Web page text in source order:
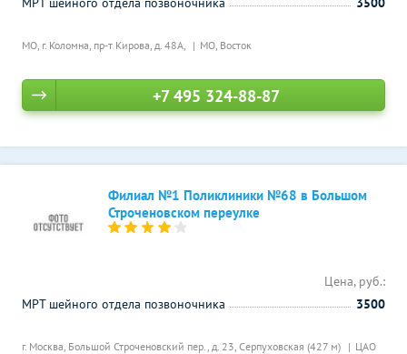
МО, г. Коломна, пр-т Кирова, д. 48А, МО, Восток
+7 495 324-88-87
Филиал №1 Поликлиники №68 в Большом
Строченовском переулке
г. Москва, Большой Строченовский пер., д. 23, Серпуховская (427 м) ЦАО
Цена, руб.:
МРТ шейного отдела позвоночника
3500